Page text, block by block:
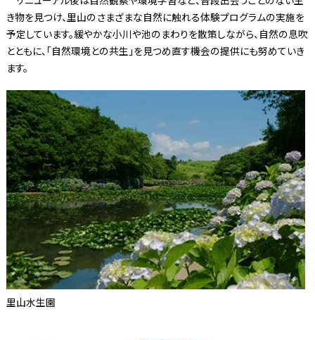
き物を見つけ、里山のさまざまな自然に触れる体験プログラムの実施を
予定しています。緩やかな小川や池のまわりを散策しながら、自然の息吹
とともに、「自然環境との共生」を見つめ直す機会の提供にも努めていき
ます。
里山水生園